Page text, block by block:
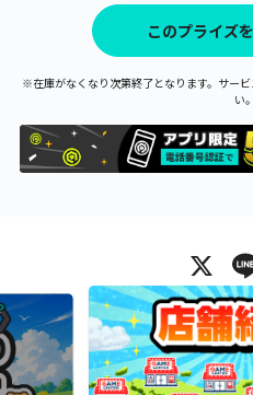
このプライズ
※在庫がなくなり次第終了となります。サー
い。
X